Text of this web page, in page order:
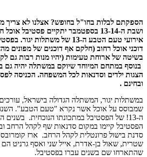
הספקתם לבלות בחו"ל בחופש? אצלנו לא צריך
ושבת ה-13-14 בספטמבר יתקיים פסטיבל
דוכני אוכל רחוב (חלקם אף דוכנים של מפונים
בשיטה של ארוחת טעימות (יהיו מנות רבות גם
בנוסף במתחם המיוחד שיוקם במשתלה יהיה גם
הצגות ילדים וסדנאות לכל המשפחה. הכניסה
ובחינם .
במשתלות יגור, המשתלה הגדולה בישראל,
שמבוסס על אוכל אשר נקרא "טעם הטבע".
ה-13! של הפסטיבל במתכונתו הנוכחית.
הפסטיבל קיימו במקום סדנאות שף לקהל הרחב
סדנת בישול פרונטלית לקהל הרחב. ארז
שטרית, שאול בן-אדרת, אייל שני ואסף גרניט
שהתארחו שם בשנים עברו בפסטיבל.